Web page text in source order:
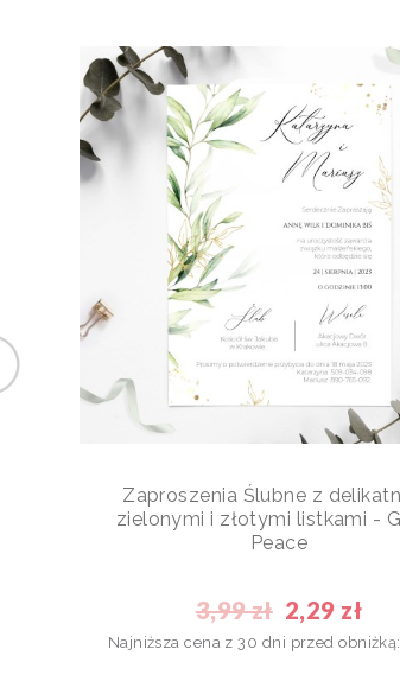
Zaproszenia Ślubne z
zielonymi i złotymi listkami -
Peace
3,99 zł 2,29 zł
Najniższa cena z 30 dni przed obniżką: